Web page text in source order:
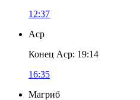
12:37
Аср
Конец Аср: 19:14
16:35
Магриб